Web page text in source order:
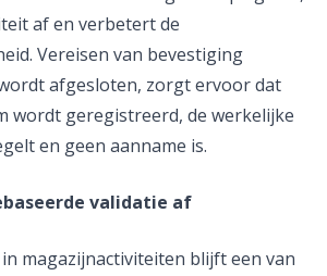
af en verbetert de
Vereisen van bevestiging
afgesloten, zorgt ervoor dat
wordt geregistreerd, de werkelijke
en geen aanname is.
validatie af
magazijnactiviteiten blijft een van